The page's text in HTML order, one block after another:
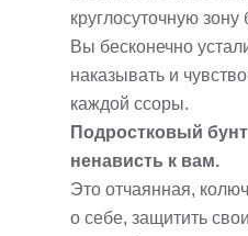
круглосуточную
Вы бесконечно
наказывать и
каждой ссоры.
Подростковый
ненависть к вам.
Это отчаянная,
о себе, защитить